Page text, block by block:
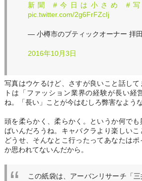
新聞
#今日は小さめ #
pic.twitter.com/2g6FrFZcIj
— 小樽市のブティックオーナー 拝
2016年10月3日
写真はウケるけど、さすが良いこと話し
トは「ファッション業界の経験が長い経
ね。「長い」ことが今はむしろ弊害なよう
頭を柔らかく、柔らかく。というか何で
ばいんだろうね。キャバクラより楽しいこ
どうせ、そんなとこ行ったってあなたは
か思われてないんだから。
この紙袋は、アーバンリサーチ「